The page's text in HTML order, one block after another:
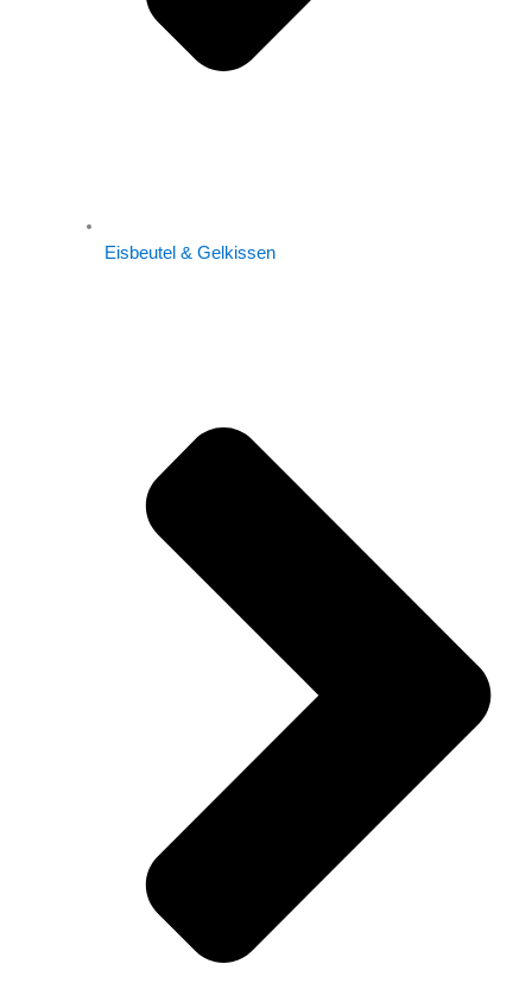
Eisbeutel & Gelkissen